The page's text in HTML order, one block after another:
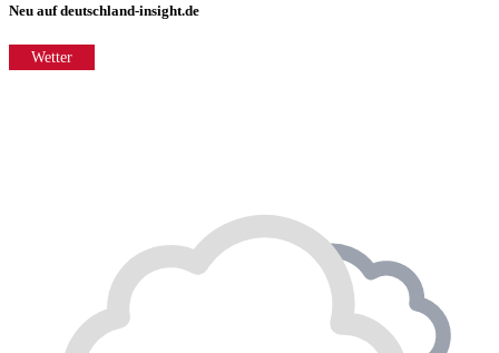
Neu auf deutschland-insight.de
Wetter